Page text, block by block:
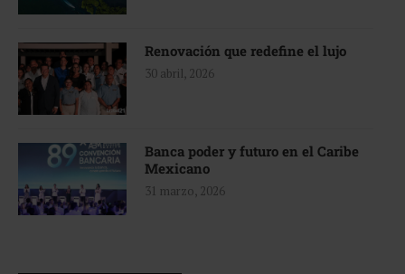
Renovación que redefine el lujo
30 abril, 2026
Banca poder y futuro en el Caribe
Mexicano
31 marzo, 2026